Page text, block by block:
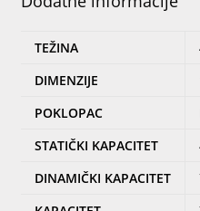
TEŽINA
DIMENZIJE
POKLOPAC
STATIČKI KAPACITET
DINAMIČKI KAPACITET